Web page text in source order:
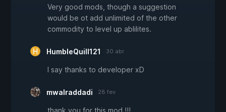
Very good mods, though a suggestion
would be ot add unlimited of the other
commodity to level up ablilites.
HumbleQuill121 30 abr
I say thanks to developer xD
mwalraddadi 28 fev